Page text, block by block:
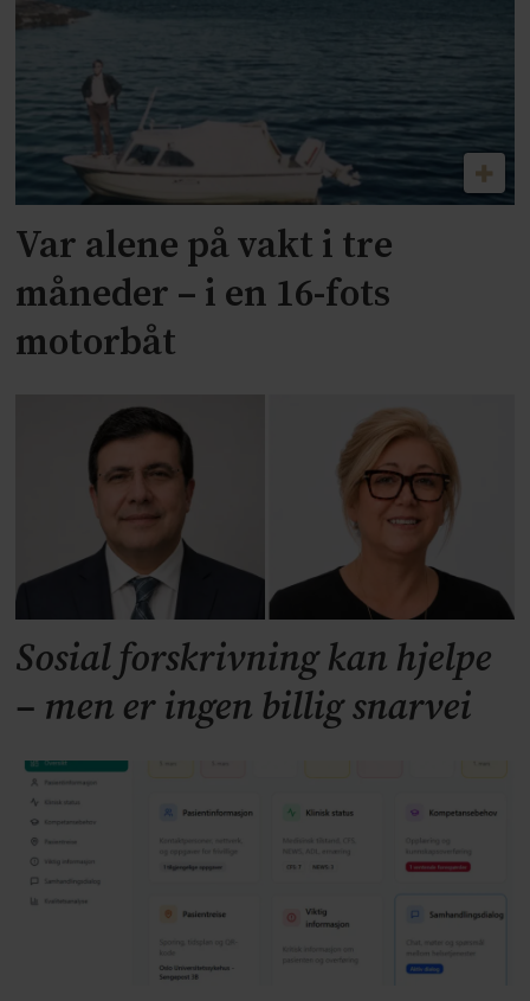
Var alene på vakt i tre
måneder – i en 16-fots
motorbåt
Sosial forskrivning kan hjelpe
– men er ingen billig snarvei